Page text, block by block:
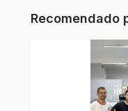
Recomendado